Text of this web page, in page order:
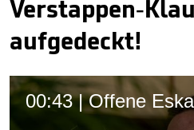
Verstappen-
aufgedeckt!